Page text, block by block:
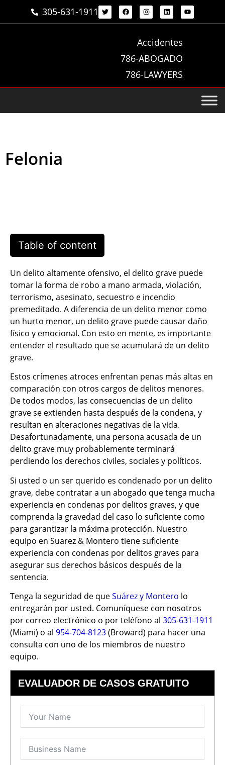
305-631-1911
Accidentes
786-ABOGADO
786-LAWYERS
Felonia
Table of content
Un delito altamente ofensivo, el delito grave puede
tomar la forma de robo a mano armada, violación,
terrorismo, asesinato, secuestro e incendio
premeditado. A diferencia de un delito menor como
un hurto menor, un delito grave puede causar daño
físico y emocional. Con esto en mente, es importante
entender el resultado que se acumulará de un delito
grave.
Estos crímenes atroces enfrentan penas más altas en
comparación con otros cargos de delitos menores.
De todos modos, las consecuencias de un delito
grave se extienden hasta después de la condena, y
resultan en alteraciones negativas de la vida.
Desafortunadamente, una persona acusada de un
delito grave muy probablemente terminará
perdiendo los derechos civiles, sociales y políticos.
Si usted o un ser querido es condenado por un delito
grave, debe contratar a un abogado que tenga mucha
experiencia en condenas por delitos graves, y que
comprenda la gravedad del caso lo suficiente como
para garantizar la máxima protección. Nuestro
equipo en Suarez & Montero tiene suficiente
experiencia con condenas por delitos graves para
asegurar sus derechos básicos después de la
sentencia.
Tenga la seguridad de queSuárez y Montero lo
entregarán por usted. Comuníquese con nosotros
por correo electrónico o por teléfono al 305-631-1911
(Miami) o al 954-704-8123(Broward) para hacer una
consulta con uno de los miembros de nuestro
equipo.
EVALUADOR DE CASOS GRATUITO